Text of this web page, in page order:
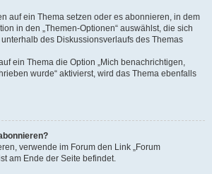
auf ein Thema setzen oder es abonnieren, in dem
in den „Themen-Optionen“ auswählst, die sich
des Diskussionsverlaufs des Themas
ein Thema die Option „Mich benachrichtigen,
wurde“ aktivierst, wird das Thema ebenfalls
verwende im Forum den Link „Forum
am Ende der Seite befindet.